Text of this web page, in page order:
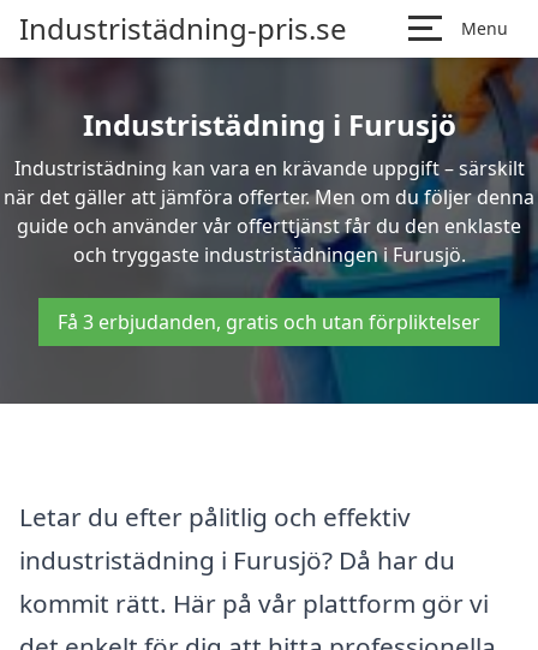
Industristädning-pris.se Menu
Industristädning i Furusjö
Industristädning kan vara en krävande uppgift – särskilt
när det gäller att jämföra offerter. Men om du följer denna
guide och använder vår offerttjänst får du den enklaste
och tryggaste industristädningen i Furusjö.
Få 3 erbjudanden, gratis och utan förpliktelser
Letar du efter pålitlig och effektiv
industristädning i Furusjö? Då har du
kommit rätt. Här på vår plattform gör vi